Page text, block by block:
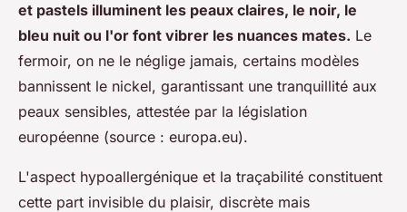
et pastels illuminent les peaux claires, le noir, le
bleu nuit ou l'or font vibrer les nuances mates. Le
fermoir, on ne le néglige jamais, certains modèles
bannissent le nickel, garantissant une tranquillité aux
peaux sensibles, attestée par la législation
européenne (source : europa.eu).
L'aspect hypoallergénique et la traçabilité constituent
cette part invisible du plaisir, discrète mais